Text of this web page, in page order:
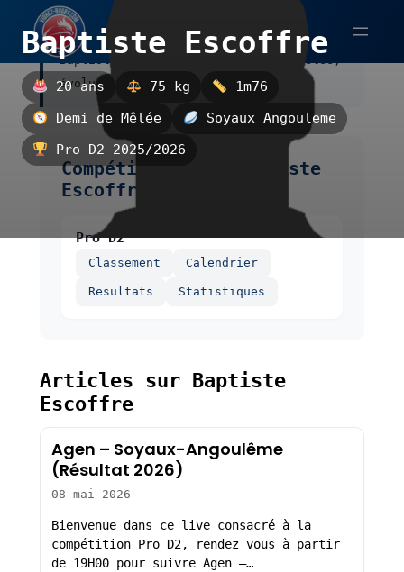
Aller
contenu
Baptiste Escoffre
20 ans 75 kg
1m76
Demi de Mêlée
Soyaux Angouleme
Pro D2 2025/2026
Baptiste Escoffre est un demi de mêlée,
évoluant au Soyaux Angouleme.
Compétitions de Baptiste
Escoffre
Pro D2
Classement Calendrier
Resultats Statistiques
Articles sur Baptiste
Escoffre
Agen – Soyaux-Angoulême
(Résultat 2026)
08 mai 2026
Bienvenue dans ce live consacré à la
compétition Pro D2, rendez vous à partir
de 19H00 pour suivre Agen –…